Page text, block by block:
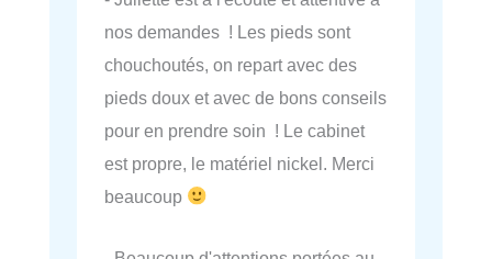
nos demandes ! Les pieds sont
chouchoutés, on repart avec des
pieds doux et avec de bons conseils
pour en prendre soin ! Le cabinet
est propre, le matériel nickel. Merci
beaucoup